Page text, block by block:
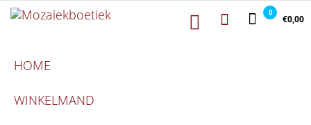
Ga naar de inhoud Mozaiekboetiek0
€0,00
HOME
WINKELMAND